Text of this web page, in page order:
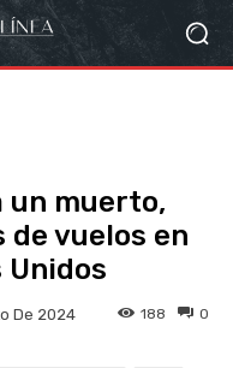
un muerto,
de vuelos en
Unidos
De 2024 0
188